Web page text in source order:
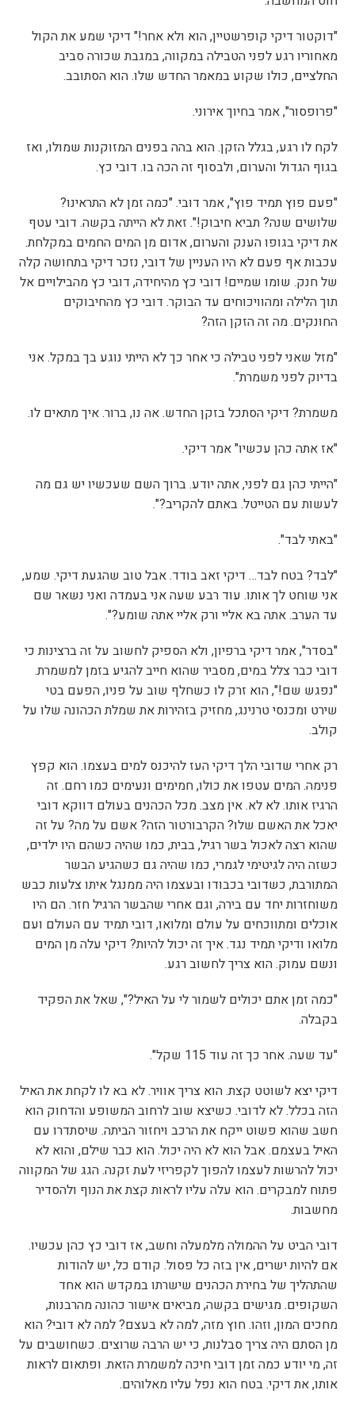
"דוקטור דיקי קופרשטיין, הוא ולא אחר!" דיקי שמע את הקול
מאחוריו רגע לפני הטבילה במקווה, במגבת שכורה סביב
החלציים, כולו שקוע במאמר החדש שלו. הוא הסתובב.
"פרופסור", אמר בחיוך אירוני.
לקח לו רגע, בגלל הזקן. הוא בהה בפנים המזוקנות שמולו, ואז
בגוף הגדול והערום, ולבסוף זה הכה בו. דובי כץ.
"פעם פוץ תמיד פוץ", אמר דובי. "כמה זמן לא התראינו?
שלושים שנה? תביא חיבוק!". זאת לא הייתה בקשה. דובי עטף
את דיקי בגופו הענק והערום, אדום מן המים החמים במקלחת.
עכבות אף פעם לא היו העניין של דובי, נזכר דיקי בתחושה קלה
של חנק. שומו שמיים! דובי כץ מהיחידה, דובי כץ מהבילויים אל
תוך הלילה ומהוויכוחים עד הבוקר. דובי כץ מהחיבוקים
החונקים. מה זה הזקן הזה?
"מזל שאני לפני טבילה כי אחר כך לא הייתי נוגע בך במקל. אני
בדיוק לפני משמרת".
משמרת? דיקי הסתכל בזקן החדש. אה נו, ברור. איך מתאים לו.
"אז אתה כהן עכשיו" אמר דיקי.
"הייתי כהן גם לפני, אתה יודע. ברוך השם שעכשיו יש גם מה
לעשות עם הטייטל. באתם להקריב?".
"באתי לבד".
"לבד? בטח לבד… דיקי זאב בודד. אבל טוב שהגעת דיקי. שמע,
אני שוחט לך אותו. עוד רבע שעה אני בעמדה ואני נשאר שם
עד הערב. אתה בא אליי ורק אליי אתה שומע?".
"בסדר", אמר דיקי ברפיון, ולא הספיק לחשוב על זה ברצינות כי
דובי כבר צלל במים, מסביר שהוא חייב להגיע בזמן למשמרת.
"נפגש שם!", הוא זרק לו כשחלף שוב על פניו, הפעם בטי
שירט ומכנסי טרנינג, מחזיק בזהירות את שמלת הכהונה שלו על
קולב.
רק אחרי שדובי הלך דיקי העז להיכנס למים בעצמו. הוא קפץ
פנימה. המים עטפו את כולו, חמימים ונעימים כמו רחם. זה
הרגיז אותו. לא לא. אין מצב. מכל הכהנים בעולם דווקא דובי
יאכל את האשם שלו? הקרבורטור הזה? אשם על מה? על זה
שהוא רצה לאכול בשר רגיל, בבית, כמו שהיה כשהם היו ילדים,
כשזה היה לגיטימי לגמרי, כמו שהיה גם כשהגיע הבשר
המתורבת, כשדובי בכבודו ובעצמו היה ממנגל איתו צלעות כבש
משוחזרות יחד עם בירה, וגם אחרי שהבשר הרגיל חזר. הם היו
אוכלים ומתווכחים על עולם ומלואו, דובי תמיד עם העולם ועם
מלואו ודיקי תמיד נגד. איך זה יכול להיות? דיקי עלה מן המים
ונשם עמוק. הוא צריך לחשוב רגע.
"כמה זמן אתם יכולים לשמור לי על האיל?", שאל את הפקיד
בקבלה.
"עד שעה. אחר כך זה עוד 115 שקל".
דיקי יצא לשוטט קצת. הוא צריך אוויר. לא בא לו לקחת את האיל
הזה בכלל. לא לדובי. כשיצא שוב לרחוב המשופע והדחוק הוא
חשב שהוא פשוט ייקח את הרכב ויחזור הביתה. שיסתדרו עם
האיל בעצמם. אבל הוא לא היה יכול. הוא כבר שילם, והוא לא
יכול להרשות לעצמו להפוך לקפריזי לעת זקנה. הגג של המקווה
פתוח למבקרים. הוא עלה עליו לראות קצת את הנוף ולהסדיר
מחשבות.
דובי הביט על ההמולה מלמעלה וחשב, אז דובי כץ כהן עכשיו.
אם להיות ישרים, אין בזה כל פסול. קודם כל, יש להודות
שהתהליך של בחירת הכהנים שישרתו במקדש הוא אחד
השקופים. מגישים בקשה, מביאים אישור כהונה מהרבנות,
מחכים המון, וזהו. חוץ מזה, למה לא בעצם? למה לא דובי? הוא
מן הסתם היה צריך סבלנות, כי יש הרבה שרוצים. כשחושבים על
זה, מי יודע כמה זמן דובי חיכה למשמרת הזאת. ופתאום לראות
אותו, את דיקי. בטח הוא נפל עליו מאלוהים.